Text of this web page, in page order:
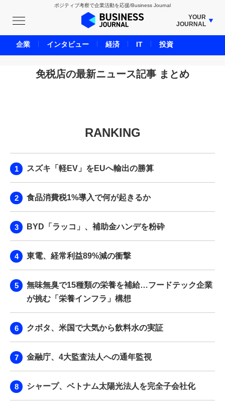
ポジティブ考察で企業活動を応援/Business Journal
YOUR
JOURNAL
BUSINESS JOURNAL
UNICORN JOURNAL
CARBON CREDITS JOURNAL
LIFE ENDING JOURNAL
BPaaS JOURNAL
免税店の最新ニュース記事 まとめ
RANKING
スズキ「軽EV」をEUへ輸出の勝算
食品消費税1%導入で何が起きるか
BYD「ラッコ」、補助金ハンデを粉砕
東電、経常利益89%減の衝撃
無味無臭で15種類の栄養を補給…フードテック企業
が挑む「栄養インフラ」構想
クボタ、米国で大気から飲料水の実証
金融庁、4大監査法人への通年監視
シャープ、ベトナム太陽光法人を完全子会社化
企業 インタビュー 経済 IT 投資